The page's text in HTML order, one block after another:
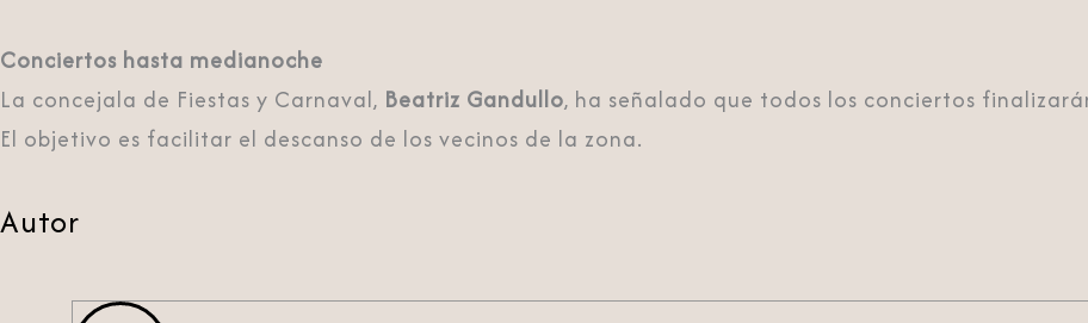
Conciertos hasta medianoche
La concejala de Fiestas y Carnaval, Beatriz Gandullo, ha señalado que todos los conciertos
El objetivo es facilitar el descanso de los vecinos de la zona.
Autor